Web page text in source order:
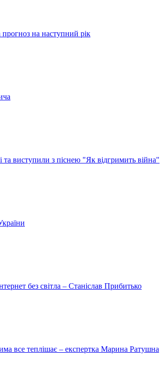
прогноз на наступний рік
виступили з піснею "Як відгримить війна"
без світла – Станіслав Прибитько
все теплішає – експертка Марина Ратушна